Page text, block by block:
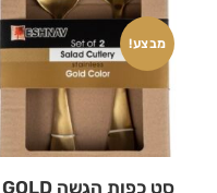
מבצע!
סט כפות הגשה GOLD